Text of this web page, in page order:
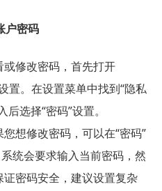
户密码
或修改密码，首先打开
置。在设置菜单中找到“隐私
选择“密码”设置。
您想修改密码，可以在“密码”
统会要求输入当前密码，然
密码安全，建议设置复杂